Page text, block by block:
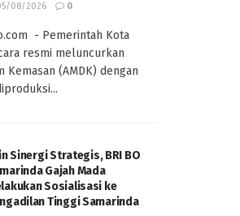
08/2026 0
- Pemerintah Kota
resmi meluncurkan
(AMDK) dengan
Sinergi Strategis, BRI BO
Gajah Mada
Sosialisasi ke
Tinggi Samarinda